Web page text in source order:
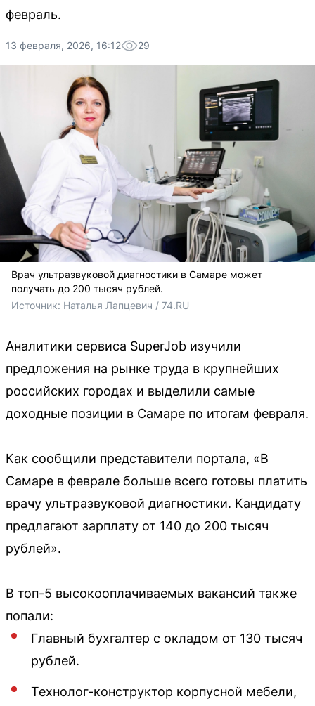
февраль.
13 февраля, 2026, 16:12 29
Врач ультразвуковой диагностики в Самаре может
получать до 200 тысяч рублей.
Источник: Наталья Лапцевич / 74.RU
Аналитики сервиса SuperJob изучили
предложения на рынке труда в крупнейших
российских городах и выделили самые
доходные позиции в Самаре по итогам февраля.
Как сообщили представители портала, «В
Самаре в феврале больше всего готовы платить
врачу ультразвуковой диагностики. Кандидату
предлагают зарплату от 140 до 200 тысяч
рублей».
В топ-5 высокооплачиваемых вакансий также
попали:
Главный бухгалтер с окладом от 130 тысяч
рублей.
Технолог-конструктор корпусной мебели,